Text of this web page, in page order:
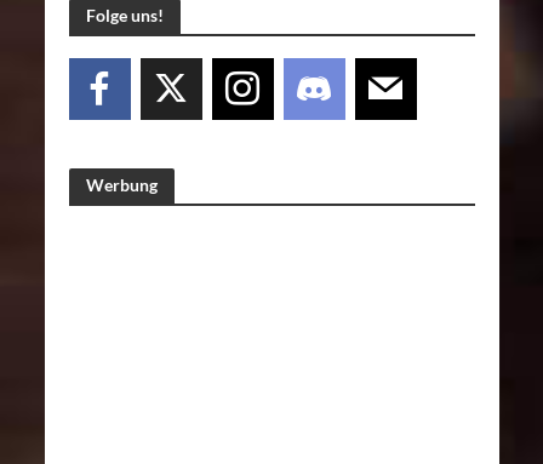
Folge uns!
Werbung